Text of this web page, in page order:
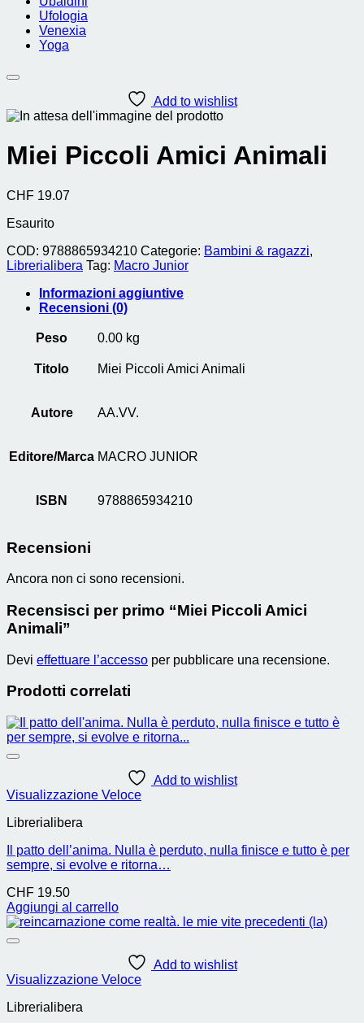
Ufologia
Venexia
Yoga
Add to wishlist
Miei Piccoli Amici Animali
CHF 19.07
Esaurito
COD: 9788865934210 Categorie: Bambini & ragazzi,
Librerialibera Tag: Macro Junior
Informazioni aggiuntive
Recensioni (0)
Peso 0.00 kg
Titolo Miei Piccoli Amici Animali
Autore AA.VV.
Editore/Marca MACRO JUNIOR
ISBN 9788865934210
Recensioni
Ancora non ci sono recensioni.
Recensisci per primo “Miei Piccoli Amici
Animali”
Devi effettuare l’accesso per pubblicare una recensione.
Prodotti correlati
Add to wishlist
Visualizzazione Veloce
Librerialibera
Il patto dell’anima. Nulla è perduto, nulla finisce e tutto è per
sempre, si evolve e ritorna…
CHF 19.50
Aggiungi al carrello
Add to wishlist
Visualizzazione Veloce
Librerialibera